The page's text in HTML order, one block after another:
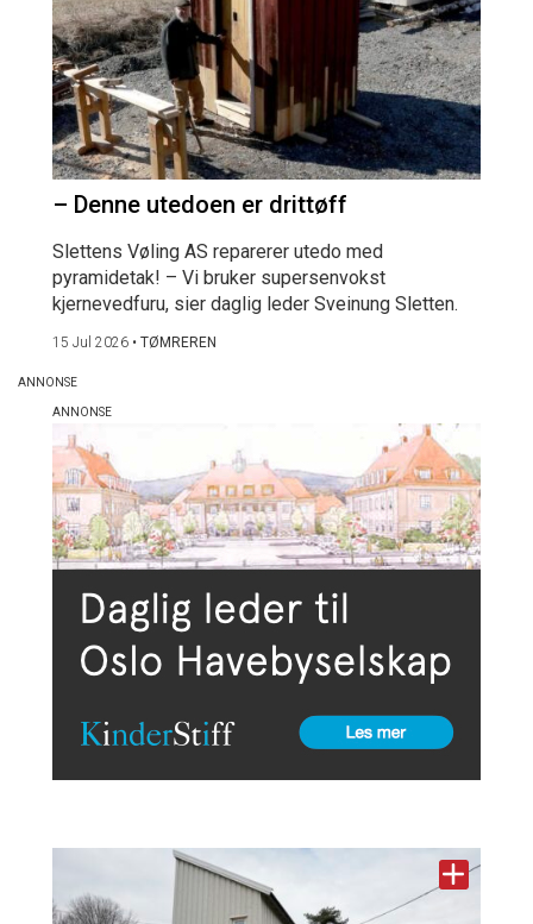
– Denne utedoen er drittøff
Slettens Vøling AS reparerer utedo med
pyramidetak! – Vi bruker supersenvokst
kjernevedfuru, sier daglig leder Sveinung Sletten.
15 Jul 2026 • TØMREREN